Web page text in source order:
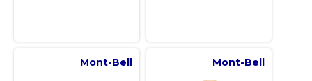
Mont-Bell Mont-Bell